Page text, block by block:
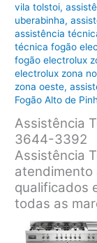
vila tolstoi,
uberabinha,
assistência
técnica fogão
fogão electrolux
electrolux zona
zona oeste,
Fogão Alto de
Assistência
3644-3392
Assistência
atendimento
qualificados
todas as